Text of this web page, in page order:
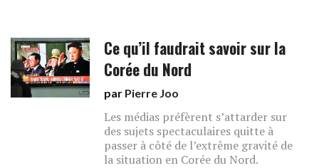
Ce qu’il faudrait savoir sur la
Corée du Nord
par Pierre Joo
Les médias préfèrent s’attarder sur
des sujets spectaculaires quitte à
passer à côté de l’extrême gravité de
la situation en Corée du Nord.